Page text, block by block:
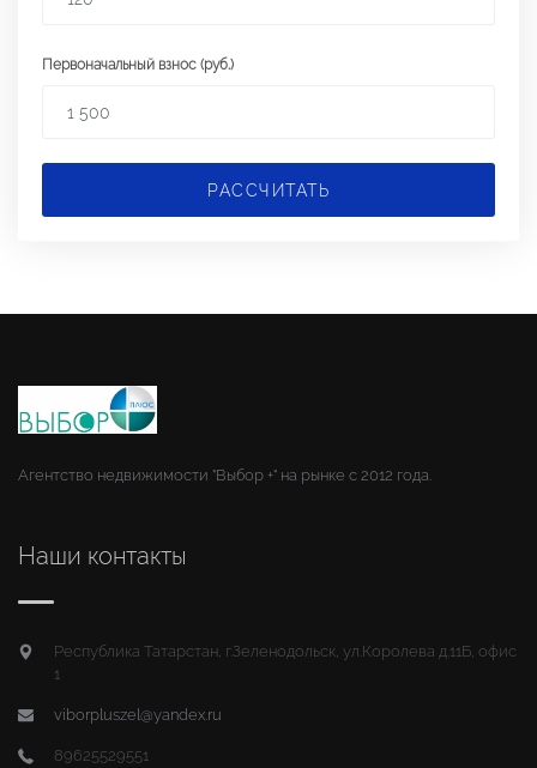
Первоначальный взнос (руб.)
РАССЧИТАТЬ
Агентство недвижимости "Выбор +" на рынке с 2012 года.
Наши контакты
Республика Татарстан, г.Зеленодольск, ул.Королева д.11Б, офис
1
viborpluszel@yandex.ru
89625529551